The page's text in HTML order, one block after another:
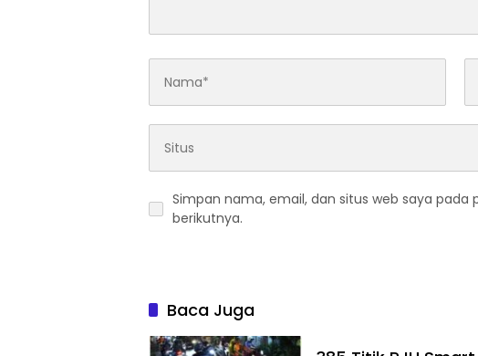
Simpan nama, email, dan situs web saya
berikutnya.
Baca Juga